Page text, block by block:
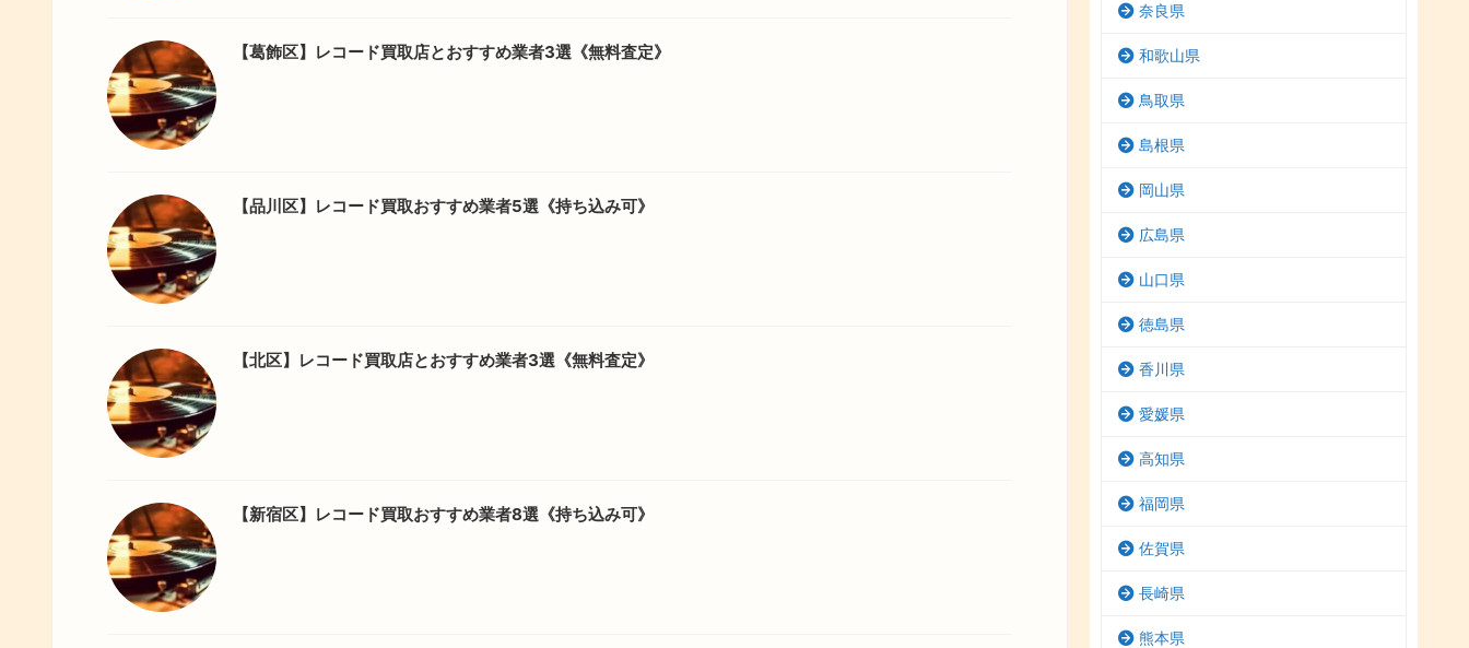
【葛飾区】レコード買取店とおすすめ業者3選《無料査定》
【品川区】レコード買取おすすめ業者5選《持ち込み可》
【北区】レコード買取店とおすすめ業者3選《無料査定》
【新宿区】レコード買取おすすめ業者8選《持ち込み可》
奈良県
和歌山県
鳥取県
島根県
岡山県
広島県
山口県
徳島県
香川県
愛媛県
高知県
福岡県
佐賀県
長崎県
熊本県